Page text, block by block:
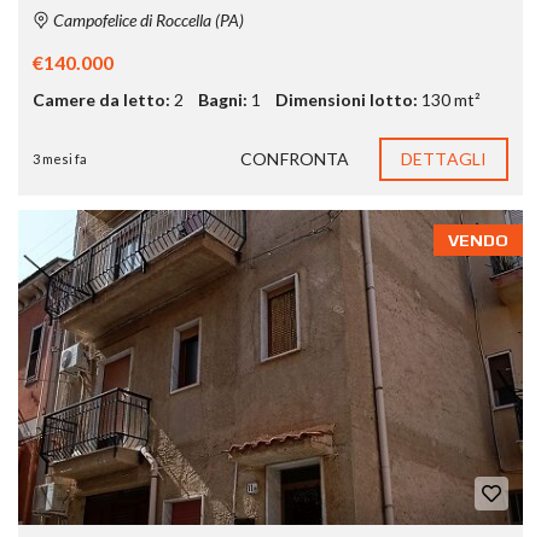
Campofelice di Roccella (PA)
€140.000
Camere da letto: 2 Bagni: 1 Dimensioni lotto: 130 mt²
3 mesi fa CONFRONTA DETTAGLI
VENDO